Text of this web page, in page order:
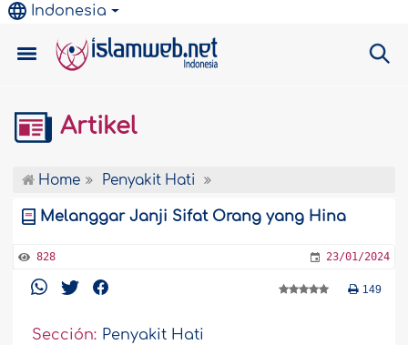
Indonesia
Artikel
Home Penyakit Hati
Melanggar Janji Sifat Orang yang Hina
828 23/01/2024
149
Sección: Penyakit Hati